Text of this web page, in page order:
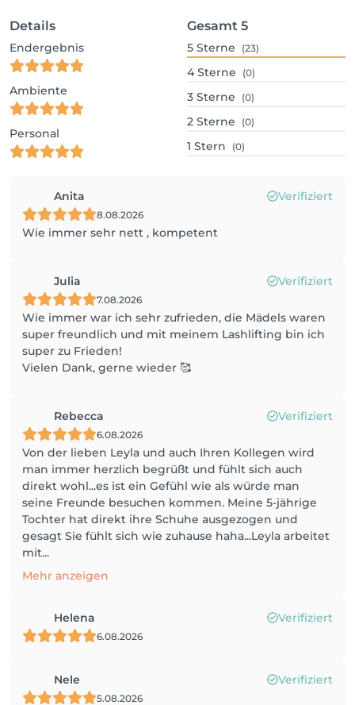
Details
Endergebnis
Ambiente
Personal
Gesamt 5
5 Sterne (23)
4 Sterne (0)
3 Sterne (0)
2 Sterne (0)
1 Stern (0)
Anita Verifiziert
8.08.2026
Wie immer sehr nett , kompetent
Julia Verifiziert
7.08.2026
Wie immer war ich sehr zufrieden, die Mädels waren
super freundlich und mit meinem Lashlifting bin ich
super zu Frieden!
Vielen Dank, gerne wieder 🥰
Rebecca Verifiziert
6.08.2026
Von der lieben Leyla und auch Ihren Kollegen wird
man immer herzlich begrüßt und fühlt sich auch
direkt wohl...es ist ein Gefühl wie als würde man
seine Freunde besuchen kommen. Meine 5-jährige
Tochter hat direkt ihre Schuhe ausgezogen und
gesagt Sie fühlt sich wie zuhause haha...Leyla arbeitet
mit...
Mehr anzeigen
Helena Verifiziert
6.08.2026
Nele Verifiziert
5.08.2026